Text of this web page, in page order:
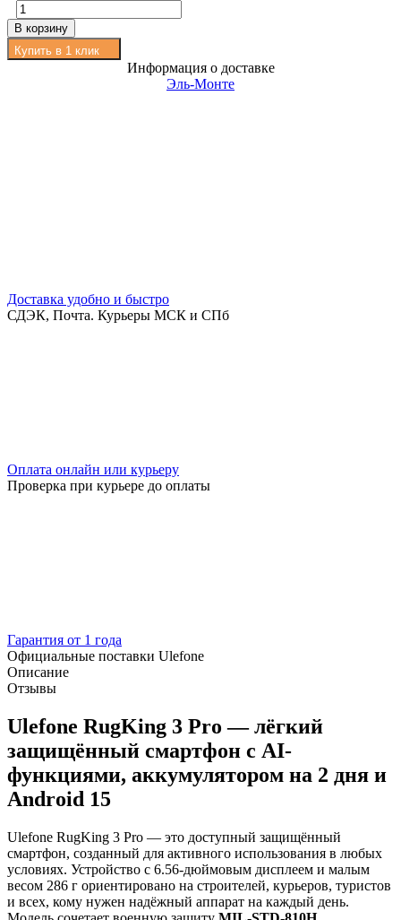
В корзину
Купить в 1 клик
Информация о доставке
Эль-Монте
Доставка удобно и быстро
СДЭК, Почта. Курьеры МСК и СПб
Оплата онлайн или курьеру
Проверка при курьере до оплаты
Гарантия от 1 года
Официальные поставки Ulefone
Описание
Отзывы
Ulefone RugKing 3 Pro — лёгкий
защищённый смартфон с AI-
функциями, аккумулятором на 2 дня и
Android 15
Ulefone RugKing 3 Pro — это доступный защищённый
смартфон, созданный для активного использования в любых
условиях. Устройство с 6.56-дюймовым дисплеем и малым
весом 286 г ориентировано на строителей, курьеров, туристов
и всех, кому нужен надёжный аппарат на каждый день.